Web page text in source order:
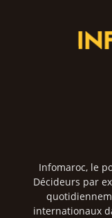
Infomaroc, le
Décideurs par
internationaux